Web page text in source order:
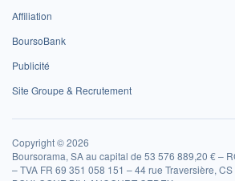
Affiliation
BoursoBank
Publicité
Site Groupe & Recrutement
Copyright © 2026
Boursorama, SA au capital de 53 576 889,20 € –
– TVA FR 69 351 058 151 – 44 rue Traversière,